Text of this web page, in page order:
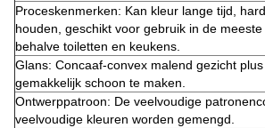
Proceskenmerken: Kan kleur lange tijd,
houden, geschikt voor gebruik in de
behalve toiletten en keukens.
Glans: Concaaf-convex malend gezicht
gemakkelijk schoon te maken.
Ontwerppatroon: De veelvoudige
veelvoudige kleuren worden gemengd.